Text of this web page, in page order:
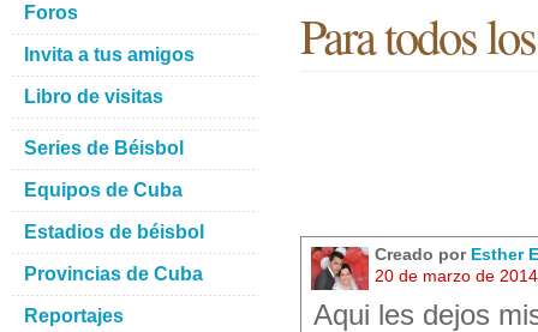
Para todos
Creado por Esther
20 de marzo de
Aqui les dejos
Foros
Invita a tus amigos
Libro de visitas
Series de Béisbol
Equipos de Cuba
Estadios de béisbol
Provincias de Cuba
Reportajes